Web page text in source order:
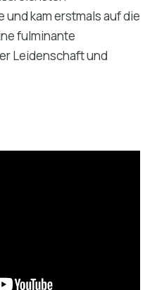
kam erstmals auf die
fulminante
Leidenschaft und